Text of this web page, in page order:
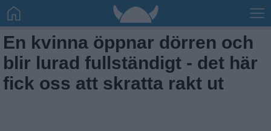
En kvinna öppnar dörren och
blir lurad fullständigt - det här
fick oss att skratta rakt ut